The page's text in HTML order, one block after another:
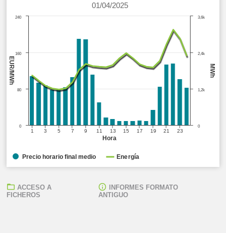
Hora
MWh
EUR/MWh
01/04/2025
1 3 5 7 9 11 13 15 17 19 21 23
0
1,2k
2,4k
3,6k
0
80
160
240
Precio horario final medio Energía
ACCESO A
FICHEROS
INFORMES FORMATO
ANTIGUO